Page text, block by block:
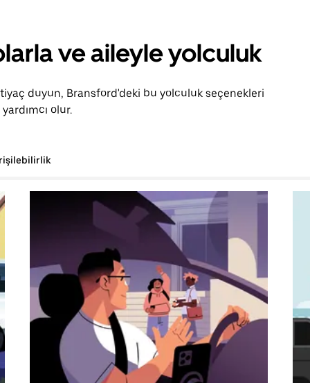
ve aileyle yolculuk
duyun, Bransford'deki bu yolculuk seçenekleri
olur.